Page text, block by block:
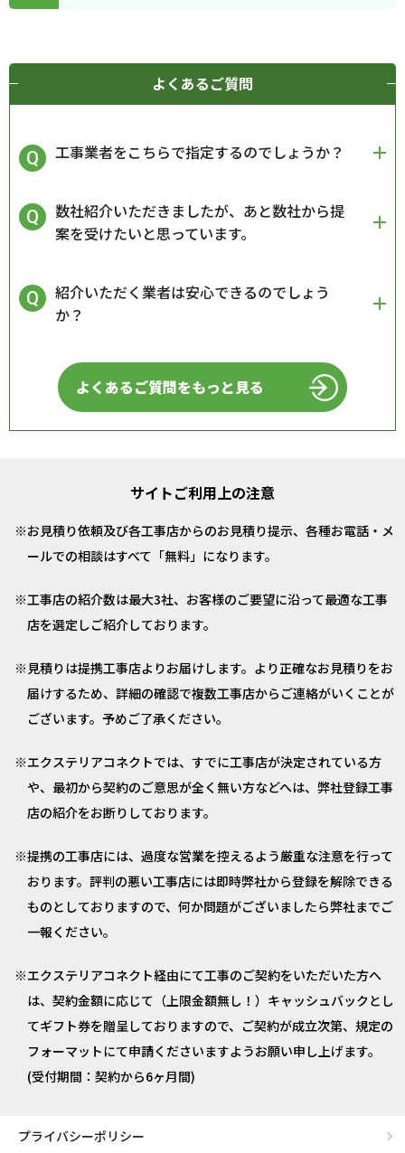
よくあるご質問
工事業者をこちらで指定するのでしょうか？
数社紹介いただきましたが、あと数社から提
案を受けたいと思っています。
紹介いただく業者は安心できるのでしょう
か？
よくあるご質問をもっと見る
サイトご利用上の注意
お見積り依頼及び各工事店からのお見積り提示、各種お電話・メ
ールでの相談はすべて「無料」になります。
工事店の紹介数は最大3社、お客様のご要望に沿って最適な工事
店を選定しご紹介しております。
見積りは提携工事店よりお届けします。より正確なお見積りをお
届けするため、詳細の確認で複数工事店からご連絡がいくことが
ございます。予めご了承ください。
エクステリアコネクトでは、すでに工事店が決定されている方
や、最初から契約のご意思が全く無い方などへは、弊社登録工事
店の紹介をお断りしております。
提携の工事店には、過度な営業を控えるよう厳重な注意を行って
おります。評判の悪い工事店には即時弊社から登録を解除できる
ものとしておりますので、何か問題がございましたら弊社までご
一報ください。
エクステリアコネクト経由にて工事のご契約をいただいた方へ
は、契約金額に応じて（上限金額無し！）キャッシュバックとし
てギフト券を贈呈しておりますので、ご契約が成立次第、規定の
フォーマットにて申請くださいますようお願い申し上げます。
(受付期間：契約から6ヶ月間)
プライバシーポリシー